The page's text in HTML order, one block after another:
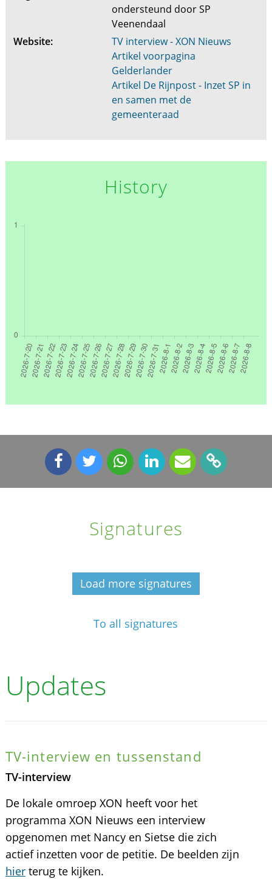
ondersteund door SP
Veenendaal
Website:
TV interview - XON Nieuws
Artikel voorpagina
Gelderlander
Artikel De Rijnpost - Inzet SP in
en samen met de
gemeenteraad
History
Signatures
Load more signatures
To all signatures
Updates
TV-interview en tussenstand
TV-interview
De lokale omroep XON heeft voor het
programma XON Nieuws een interview
opgenomen met Nancy en Sietse die zich
actief inzetten voor de petitie. De beelden zijn
hierterug te kijken.